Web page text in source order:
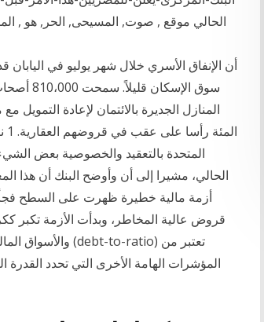
الحالي موقع , صوت, المسيحى, الحر, هو ,
الحالي، مشيرا إلى أن وأوضح البنك أن هذا
قروض عالية المخاطر، وبدأت الأزمة تكبر
المؤشرات الهامة الأخرى التي تحدد